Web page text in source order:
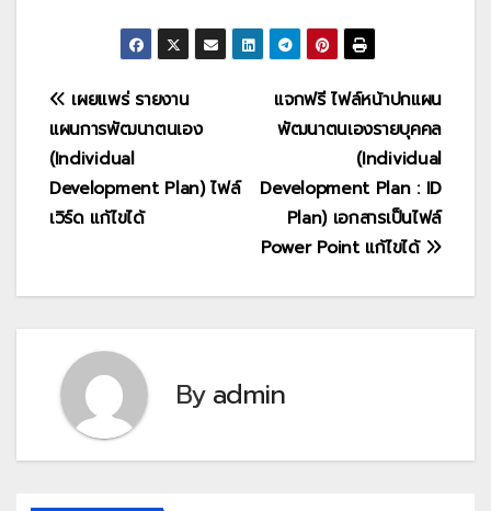
แนะแนว
เรื่อง
แจกฟรี ไฟล์หน้าปกแผน
พัฒนาตนเองรายบุคคล
(Individual
Development Plan : ID
Plan) เอกสารเป็นไฟล์
Power Point แก้ไขได้
เผยแพร่ รายงาน
แผนการพัฒนาตนเอง
(Individual
Development Plan) ไฟล์
เวิร์ด แก้ไขได้
Byadmin